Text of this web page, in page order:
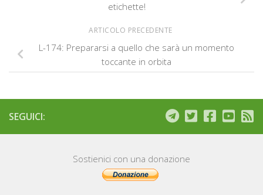
etichette!
ARTICOLO PRECEDENTE
L-174: Prepararsi a quello che sarà un momento
toccante in orbita
SEGUICI:
Sostienici con una donazione